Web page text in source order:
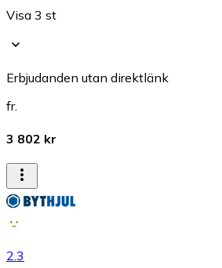
Visa 3 st
Erbjudanden utan direktlänk
fr.
3 802 kr
2.3